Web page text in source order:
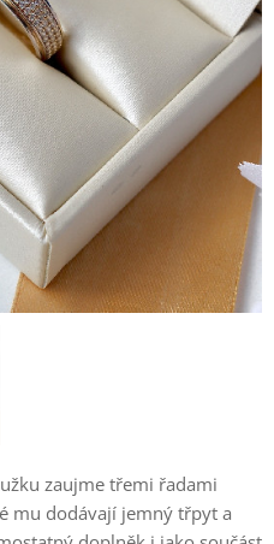
zaujme třemi řadami
mu dodávají jemný třpyt a